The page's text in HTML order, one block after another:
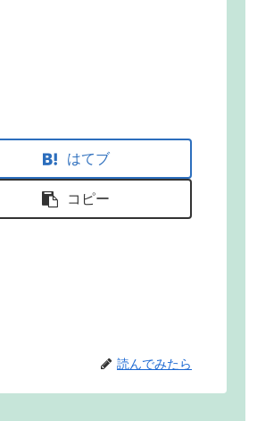
はてブ
コピー
読んでみたら